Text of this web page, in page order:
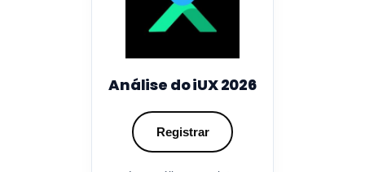
Análise do iUX 2026
Registrar